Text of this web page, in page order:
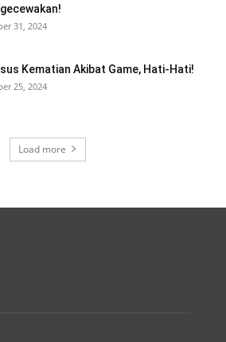
31, 2024
Kematian Akibat Game, Hati-Hati!
25, 2024
Load more